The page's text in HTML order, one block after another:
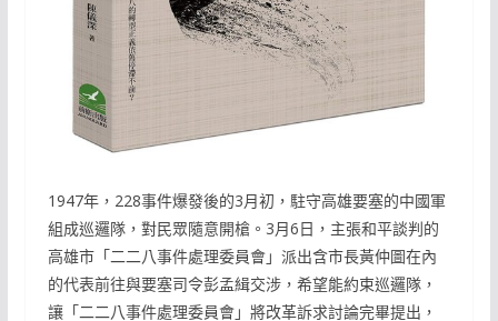
1947年，228事件爆發後的3月初，駐守高雄要塞的中國軍
組成巡邏隊，對民眾隨意開槍。3月6日，主張和平談判的
高雄市「二二八事件處理委員會」派出含市長黃仲圖在內
的代表前往與要塞司令彭孟緝交涉，希望能約束巡邏隊，
讓「二二八事件處理委員會」將改革訴求討論完畢提出，